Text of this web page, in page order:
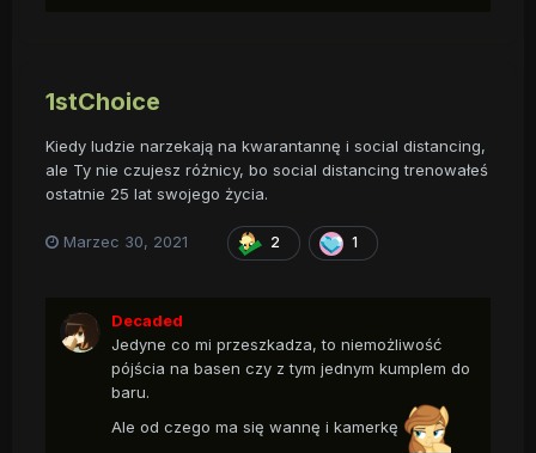
1stChoice
Kiedy ludzie narzekają na kwarantannę i social distancing,
ale Ty nie czujesz różnicy, bo social distancing trenowałeś
ostatnie 25 lat swojego życia.
Marzec 30, 2021 2 1
Decaded
Jedyne co mi przeszkadza, to niemożliwość
pójścia na basen czy z tym jednym kumplem do
baru.
Ale od czego ma się wannę i kamerkę